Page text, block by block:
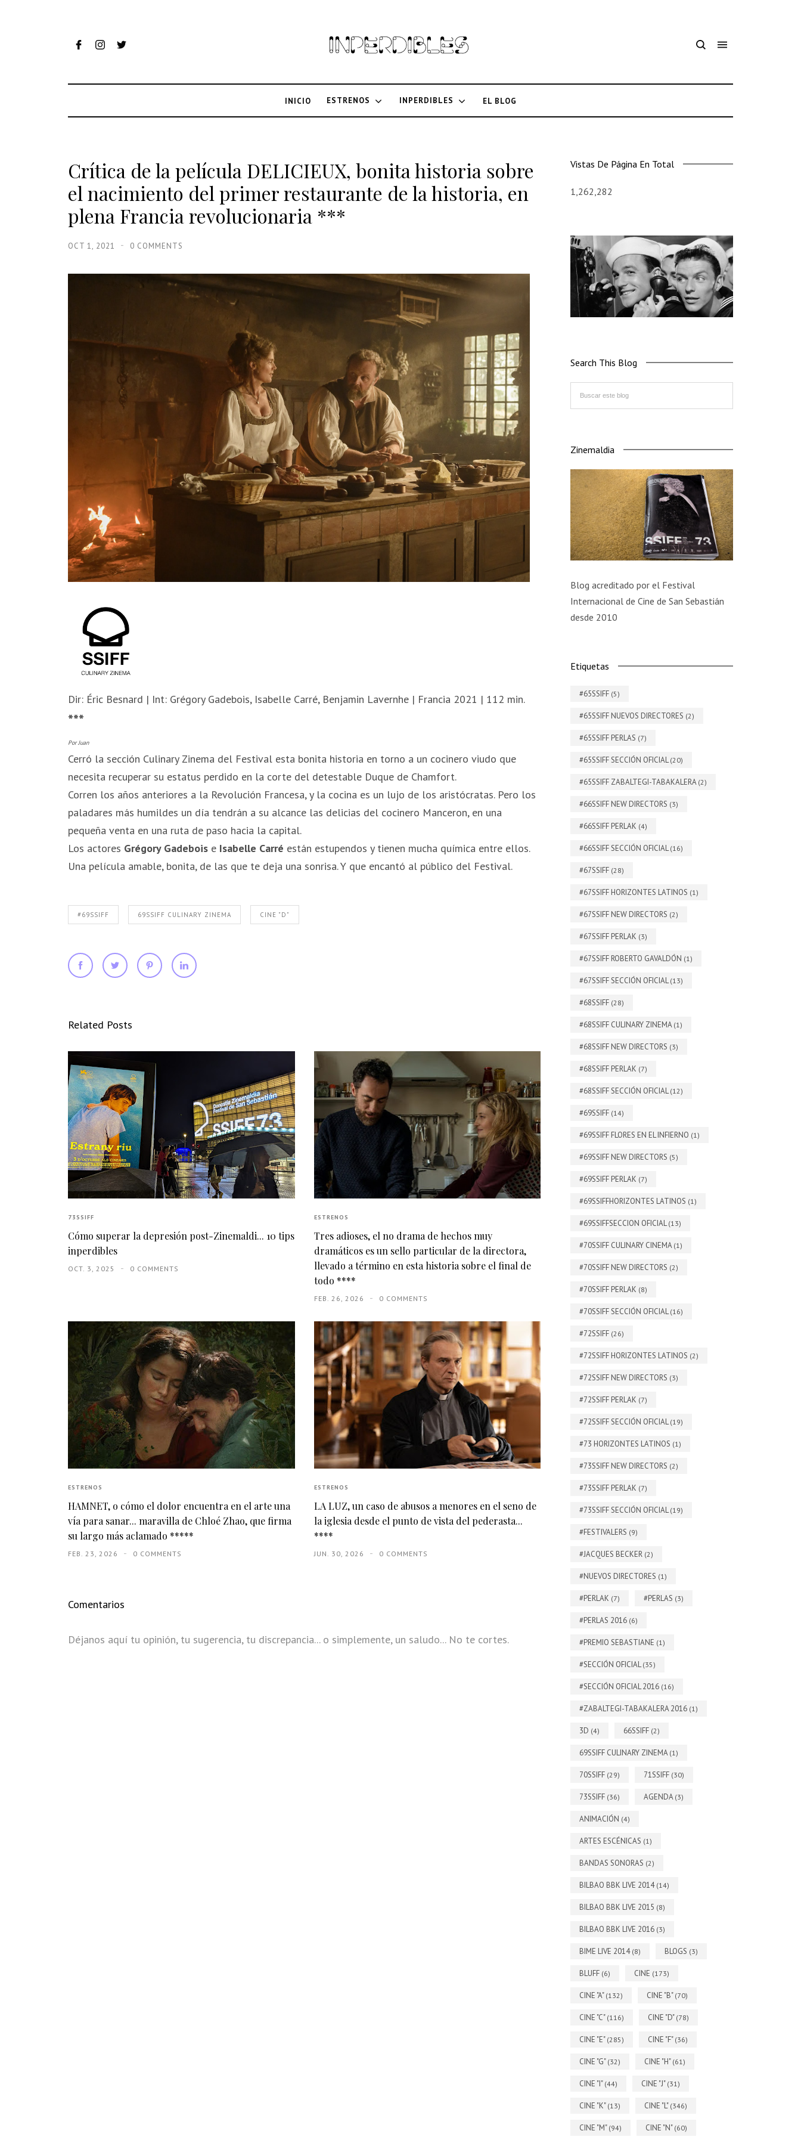
INICIO ESTRENOS INPERDIBLES EL BLOG
Crítica de la película DELICIEUX, bonita historia sobre
el nacimiento del primer restaurante de la historia, en
plena Francia revolucionaria ***
OCT 1, 2021 0 COMMENTS
Dir: Éric Besnard | Int: Grégory Gadebois, Isabelle Carré, Benjamin Lavernhe | Francia 2021 | 112 min.
***
Por Juan
Cerró la sección Culinary Zinema del Festival esta bonita historia en torno a un cocinero viudo que
necesita recuperar su estatus perdido en la corte del detestable Duque de Chamfort.
Corren los años anteriores a la Revolución Francesa, y la cocina es un lujo de los aristócratas. Pero los
paladares más humildes un día tendrán a su alcance las delicias del cocinero Manceron, en una
pequeña venta en una ruta de paso hacia la capital.
Los actores Grégory Gadebois e Isabelle Carré están estupendos y tienen mucha química entre ellos.
Una película amable, bonita, de las que te deja una sonrisa. Y que encantó al público del Festival.
#69SSIFF 69SSIFF CULINARY ZINEMA CINE "D"
Related Posts
73SSIFF
Cómo superar la depresión post-Zinemaldi... 10 tips
inperdibles
OCT. 3, 2025 0 COMMENTS
ESTRENOS
Tres adioses, el no drama de hechos muy
dramáticos es un sello particular de la directora,
llevado a término en esta historia sobre el final de
todo ****
FEB. 26, 2026 0 COMMENTS
ESTRENOS
HAMNET, o cómo el dolor encuentra en el arte una
vía para sanar... maravilla de Chloé Zhao, que firma
su largo más aclamado *****
FEB. 23, 2026 0 COMMENTS
ESTRENOS
LA LUZ, un caso de abusos a menores en el seno de
la iglesia desde el punto de vista del pederasta...
****
JUN. 30, 2026 0 COMMENTS
Comentarios
Déjanos aquí tu opinión, tu sugerencia, tu discrepancia... o simplemente, un saludo... No te cortes.
Vistas De Página En Total
1,262,282
Search This Blog
Zinemaldia
Blog acreditado por el Festival
Internacional de Cine de San Sebastián
desde 2010
Etiquetas
#65SSIFF (5)
#65SSIFF NUEVOS DIRECTORES (2)
#65SSIFF PERLAS (7)
#65SSIFF SECCIÓN OFICIAL(20)
#65SSIFF ZABALTEGI-TABAKALERA (2)
#66SSIFF NEW DIRECTORS (3)
#66SSIFF PERLAK (4)
#66SSIFF SECCIÓN OFICIAL(16)
#67SSIFF (28)
#67SSIFF HORIZONTES LATINOS (1)
#67SSIFF NEW DIRECTORS (2)
#67SSIFF PERLAK (3)
#67SSIFF ROBERTO GAVALDÓN (1)
#67SSIFF SECCIÓN OFICIAL(13)
#68SSIFF (28)
#68SSIFF CULINARY ZINEMA (1)
#68SSIFF NEW DIRECTORS (3)
#68SSIFF PERLAK (7)
#68SSIFF SECCIÓN OFICIAL(12)
#69SSIFF (14)
#69SSIFF FLORES EN EL INFIERNO (1)
#69SSIFF NEW DIRECTORS (5)
#69SSIFF PERLAK (7)
#69SSIFFHORIZONTES LATINOS (1)
#69SSIFFSECCION OFICIAL(13)
#70SSIFF CULINARY CINEMA (1)
#70SSIFF NEW DIRECTORS (2)
#70SSIFF PERLAK (8)
#70SSIFF SECCIÓN OFICIAL(16)
#72SSIFF (26)
#72SSIFF HORIZONTES LATINOS (2)
#72SSIFF NEW DIRECTORS (3)
#72SSIFF PERLAK (7)
#72SSIFF SECCIÓN OFICIAL(19)
#73 HORIZONTES LATINOS (1)
#73SSIFF NEW DIRECTORS (2)
#73SSIFF PERLAK (7)
#73SSIFF SECCIÓN OFICIAL(19)
#FESTIVALERS (9)
#JACQUES BECKER (2)
#NUEVOS DIRECTORES (1)
#PERLAK (7) #PERLAS (3)
#PERLAS 2016 (6)
#PREMIO SEBASTIANE (1)
#SECCIÓN OFICIAL(35)
#SECCIÓN OFICIAL 2016 (16)
#ZABALTEGI-TABAKALERA 2016 (1)
3D (4) 66SSIFF (2)
69SSIFF CULINARY ZINEMA (1)
70SSIFF (29) 71SSIFF (30)
73SSIFF (36) AGENDA (3)
ANIMACIÓN (4)
ARTES ESCÉNICAS (1)
BANDAS SONORAS (2)
BILBAO BBK LIVE 2014 (14)
BILBAO BBK LIVE 2015 (8)
BILBAO BBK LIVE 2016 (3)
BIME LIVE 2014 (8) BLOGS (3)
BLUFF (6) CINE (173)
CINE "A" (132) CINE "B" (70)
CINE "C" (116) CINE "D" (78)
CINE "E" (285) CINE "F" (36)
CINE "G" (32) CINE "H" (61)
CINE "I" (44) CINE "J" (31)
CINE "K" (13) CINE "L" (346)
CINE "M" (94) CINE "N" (60)